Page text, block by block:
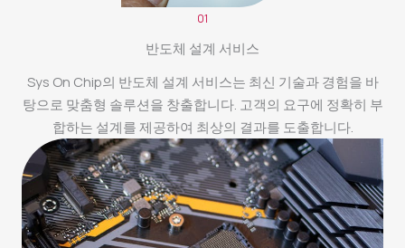
01
반도체 설계 서비스
Sys On Chip의 반도체 설계 서비스는 최신 기술과 경험을 바
탕으로 맞춤형 솔루션을 창출합니다. 고객의 요구에 정확히 부
합하는 설계를 제공하여 최상의 결과를 도출합니다.